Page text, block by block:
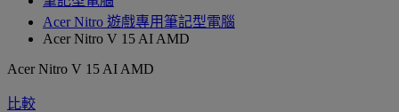
Acer Nitro 遊戲專用筆記型電腦
Acer Nitro V 15 AI AMD
Acer Nitro V 15 AI AMD
比較